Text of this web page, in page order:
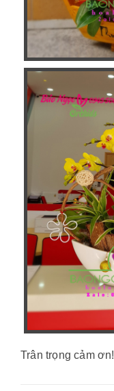
Trân trọng cảm ơn!